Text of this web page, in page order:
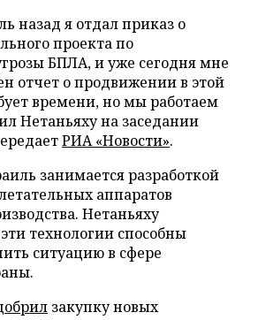
назад я отдал приказ о
проекта по
БПЛА, и уже сегодня мне
отчет о продвижении в этой
времени, но мы работаем
Нетаньяху на заседании
РИА «Новости».
занимается разработкой
аппаратов
Нетаньяху
технологии способны
ситуацию в сфере
закупку новых